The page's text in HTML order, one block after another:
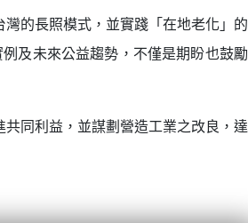
的長照模式，並實踐「在地老化」的
及未來公益趨勢，不僅是期盼也鼓勵
同利益，並謀劃營造工業之改良，達